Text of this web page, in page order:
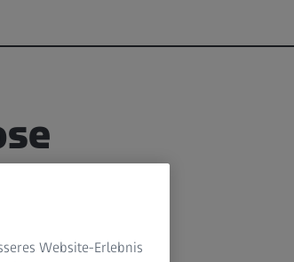
Website-Erlebnis